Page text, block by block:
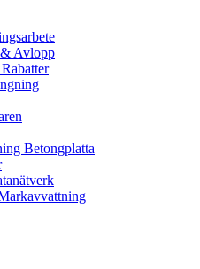
Avlopp
Betongplatta